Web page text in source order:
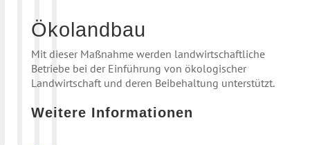
Ökolandbau
Mit dieser Maßnahme werden landwirtschaftliche
Betriebe bei der Einführung von ökologischer
Landwirtschaft und deren Beibehaltung unterstützt.
Weitere Informationen